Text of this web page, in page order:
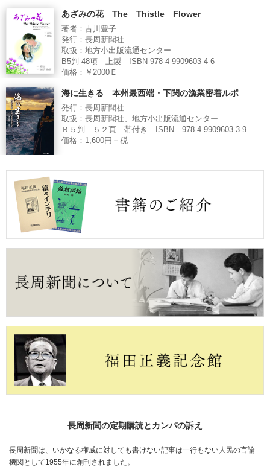
あざみの花 The Thistle Flower
著者：古川豊子
発行：長周新聞社
取扱：地方小出版流通センター
B5判 48項 上製 ISBN 978-4-9909603-4-6
価格：￥2000Ｅ
海に生きる 本州最西端・下関の漁業密着ルポ
発行：長周新聞社
取扱：長周新聞社、地方小出版流通センター
Ｂ５判 ５２頁 帯付き ISBN 978-4-9909603-3-9
価格：1,600円＋税
長周新聞の定期購読とカンパの訴え
長周新聞は、いかなる権威に対しても書けない記事は一行もない人民の言論
機関として1955年に創刊されました。